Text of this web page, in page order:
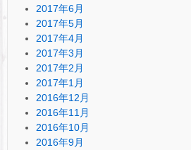
2017年6月
2017年5月
2017年4月
2017年3月
2017年2月
2017年1月
2016年12月
2016年11月
2016年10月
2016年9月